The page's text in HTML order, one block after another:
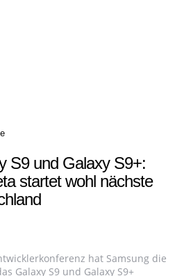
S9 und Galaxy S9+:
startet wohl nächste
hat Samsung die
Galaxy S9 und Galaxy S9+